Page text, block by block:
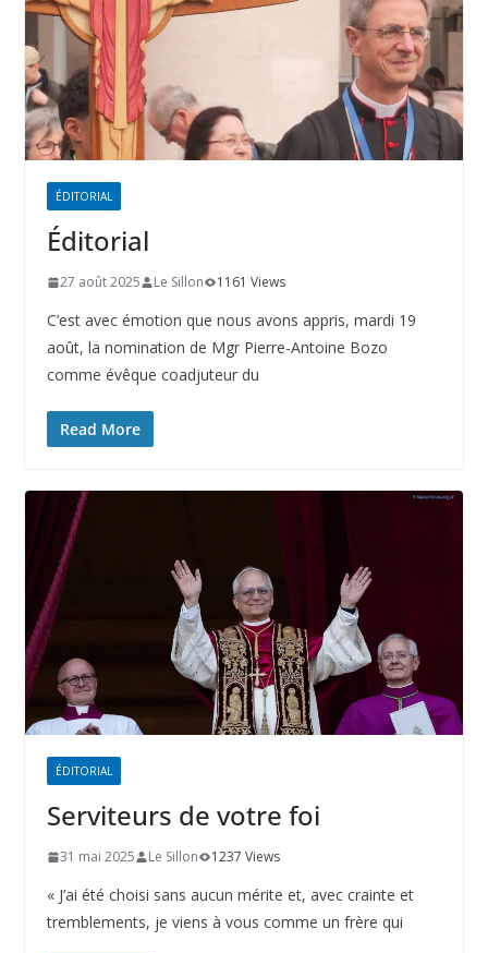
ÉDITORIAL
Éditorial
27 août 2025 Le Sillon 1161 Views
C’est avec émotion que nous avons appris, mardi 19
août, la nomination de Mgr Pierre-Antoine Bozo
comme évêque coadjuteur du
Read More
ÉDITORIAL
Serviteurs de votre foi
31 mai 2025 Le Sillon 1237 Views
« J’ai été choisi sans aucun mérite et, avec crainte et
tremblements, je viens à vous comme un frère qui